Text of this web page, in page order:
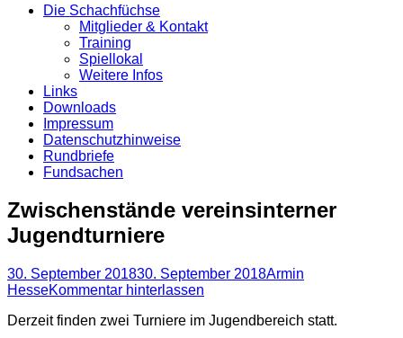
Zum
Die Schachfüchse
Mitglieder & Kontakt
Training
Spiellokal
Weitere Infos
Links
Downloads
Impressum
Datenschutzhinweise
Rundbriefe
Fundsachen
Zwischenstände vereinsinterner
Jugendturniere
Posted
on
30. September 201830. September 2018Autor
Armin
HesseKommentar hinterlassen
Derzeit finden zwei Turniere im Jugendbereich statt.